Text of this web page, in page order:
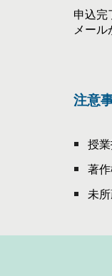
申込完
メー
注意
授
著
未